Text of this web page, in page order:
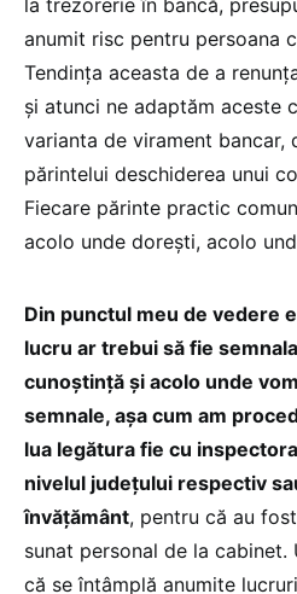
anumit risc pentru persoana
Tendința aceasta de a
și atunci ne adaptăm aceste
varianta de virament bancar,
părintelui deschiderea unui
Fiecare părinte practic
acolo unde dorești, acolo
Din punctul meu de vedere
lucru ar trebui să fie
cunoștință și acolo unde
semnale, așa cum am
lua legătura fie cu
nivelul județului respectiv
învățământ, pentru că au
sunat personal de la
că se întâmplă anumite